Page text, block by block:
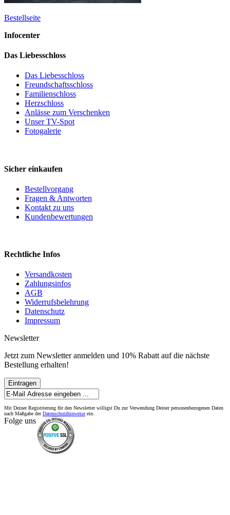
Bestellseite
Infocenter
Das Liebesschloss
Das Liebesschloss
Freundschaftsschloss
Familienschloss
Herzschloss
Anlässe zum Verschenken
Unser TV-Spot
Fotogalerie
Sicher einkaufen
Bestellvorgang
Fragen & Antworten
Kontakt zu uns
Kundenbewertungen
Rechtliche Infos
Versandkosten
Zahlungsinfos
AGB
Widerrufsbelehrung
Datenschutz
Impressum
Newsletter
Jetzt zum Newsletter anmelden und 10% Rabatt auf die nächste
Bestellung erhalten!
Eintragen
Mit Deiner Registrierung für den Newsletter willigst Du zur Verwendung Deiner personenbezogenen Daten
nach Maßgabe derDatenschutzhinweise ein.
Folge uns